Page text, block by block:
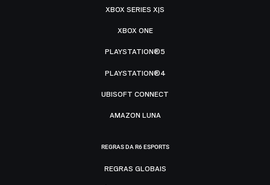
XBOX SERIES X|S
XBOX ONE
PLAYSTATION®5
PLAYSTATION®4
UBISOFT CONNECT
AMAZON LUNA
REGRAS DA R6 ESPORTS
REGRAS GLOBAIS